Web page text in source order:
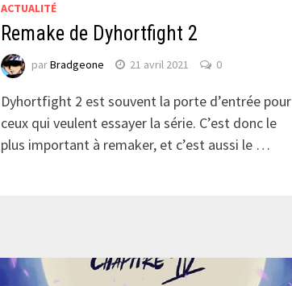
ACTUALITÉ
Remake de Dyhortfight 2
parBradgeone 21 avril 2021 0
Dyhortfight 2 est souvent la porte d’entrée pour
ceux qui veulent essayer la série. C’est donc le
plus important à remaker, et c’est aussi le …